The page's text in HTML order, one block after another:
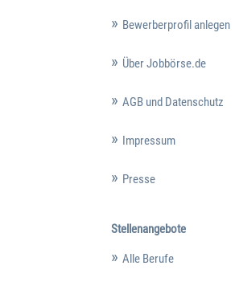
Bewerberprofil anlegen
Über Jobbörse.de
AGB und Datenschutz
Impressum
Presse
Stellenangebote
Alle Berufe